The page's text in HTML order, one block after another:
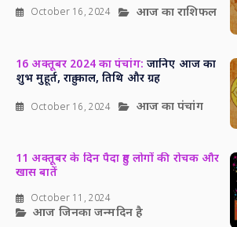
October 16, 2024 आज का राशिफल
16 अक्तूबर 2024 का पंचांग: जानिए आज का
शुभ मुहूर्त, राहु काल, तिथि और ग्रह
October 16, 2024 आज का पंचांग
11 अक्तूबर के दिन पैदा हुए लोगों की रोचक और
खास बातें
October 11, 2024
आज जिनका जन्मदिन है